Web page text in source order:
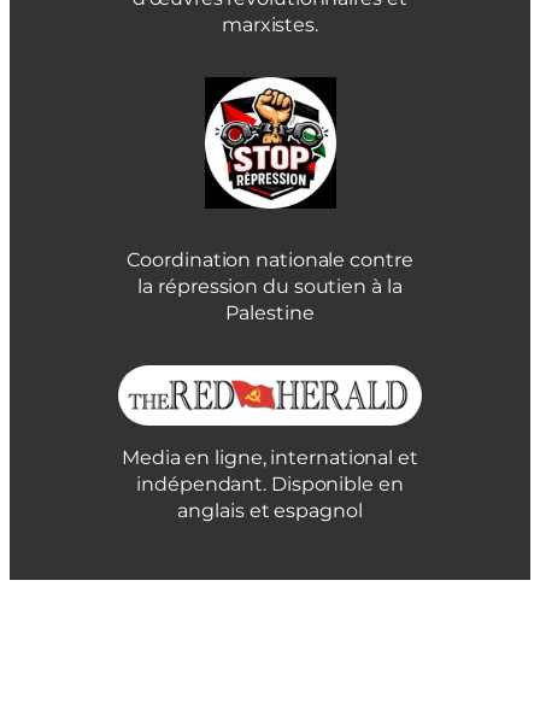
marxistes.
Coordination nationale contre
la répression du soutien à la
Palestine
Media en ligne, international et
indépendant. Disponible en
anglais et espagnol